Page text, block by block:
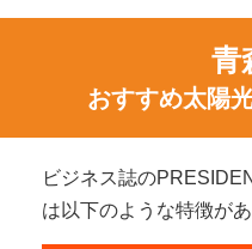
青
おすすめ太陽
ビジネス誌の
は以下のような特徴があ